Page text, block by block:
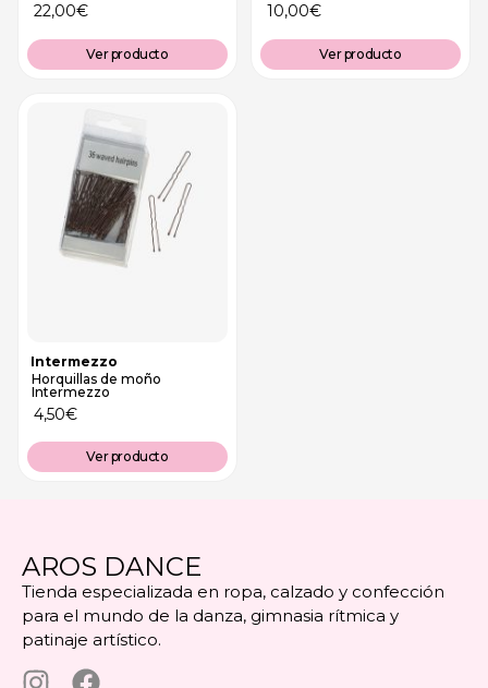
22,00€
Ver producto
10,00€
Ver producto
Intermezzo
Horquillas de moño
Intermezzo
4,50€
Ver producto
AROS DANCE
Tienda especializada en ropa, calzado y confección
para el mundo de la danza, gimnasia rítmica y
patinaje artístico.